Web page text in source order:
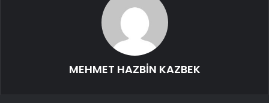
MEHMET HAZBİN KAZBEK